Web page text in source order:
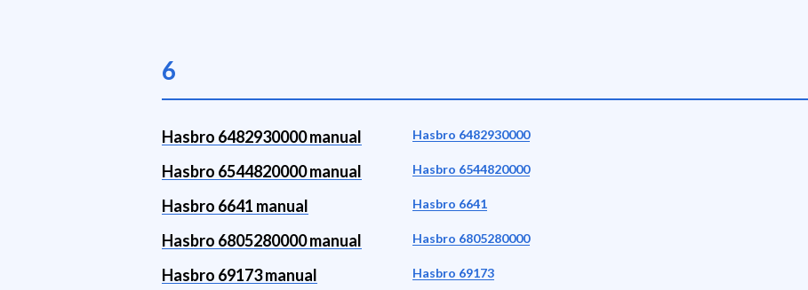
6
Hasbro 6482930000 manual Hasbro 6482930000
Hasbro 6544820000 manual Hasbro 6544820000
Hasbro 6641 manual Hasbro 6641
Hasbro 6805280000 manual Hasbro 6805280000
Hasbro 69173 manual Hasbro 69173